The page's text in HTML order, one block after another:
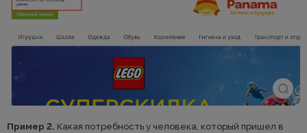
Пример 2. Какая потребность у человека, который пришел в